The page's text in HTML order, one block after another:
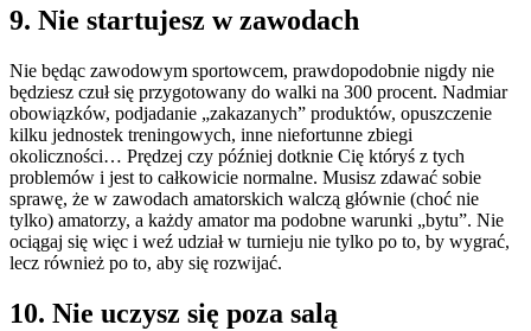
9. Nie startujesz w zawodach
Nie będąc zawodowym sportowcem, prawdopodobnie nigdy nie
będziesz czuł się przygotowany do walki na 300 procent. Nadmiar
obowiązków, podjadanie „zakazanych” produktów, opuszczenie
kilku jednostek treningowych, inne niefortunne zbiegi
okoliczności… Prędzej czy później dotknie Cię któryś z tych
problemów i jest to całkowicie normalne. Musisz zdawać sobie
sprawę, że w zawodach amatorskich walczą głównie (choć nie
tylko) amatorzy, a każdy amator ma podobne warunki „bytu”. Nie
ociągaj się więc i weź udział w turnieju nie tylko po to, by wygrać,
lecz również po to, aby się rozwijać.
10. Nie uczysz się poza salą